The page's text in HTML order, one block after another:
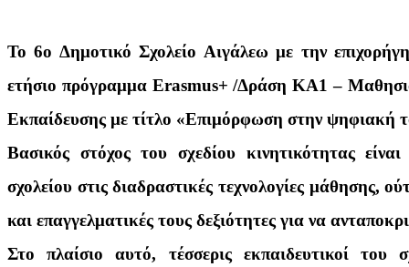
Το 6ο Δημοτικό Σχολείο Αιγάλεω με την
ετήσιο πρόγραμμα Erasmus+ /Δράση ΚΑ1 –
Εκπαίδευσης με τίτλο «Επιμόρφωση στην ψηφιακή
Βασικός στόχος του σχεδίου κινητικότητας
σχολείου στις διαδραστικές τεχνολογίες μάθησης,
και επαγγελματικές τους δεξιότητες για να
Στο πλαίσιο αυτό, τέσσερις εκπαιδευτικοί του